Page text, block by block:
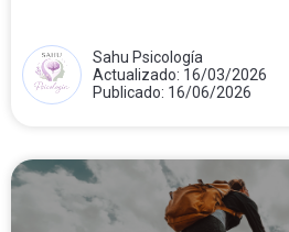
Sahu Psicología
Actualizado: 16/03/2026
Publicado: 16/06/2026